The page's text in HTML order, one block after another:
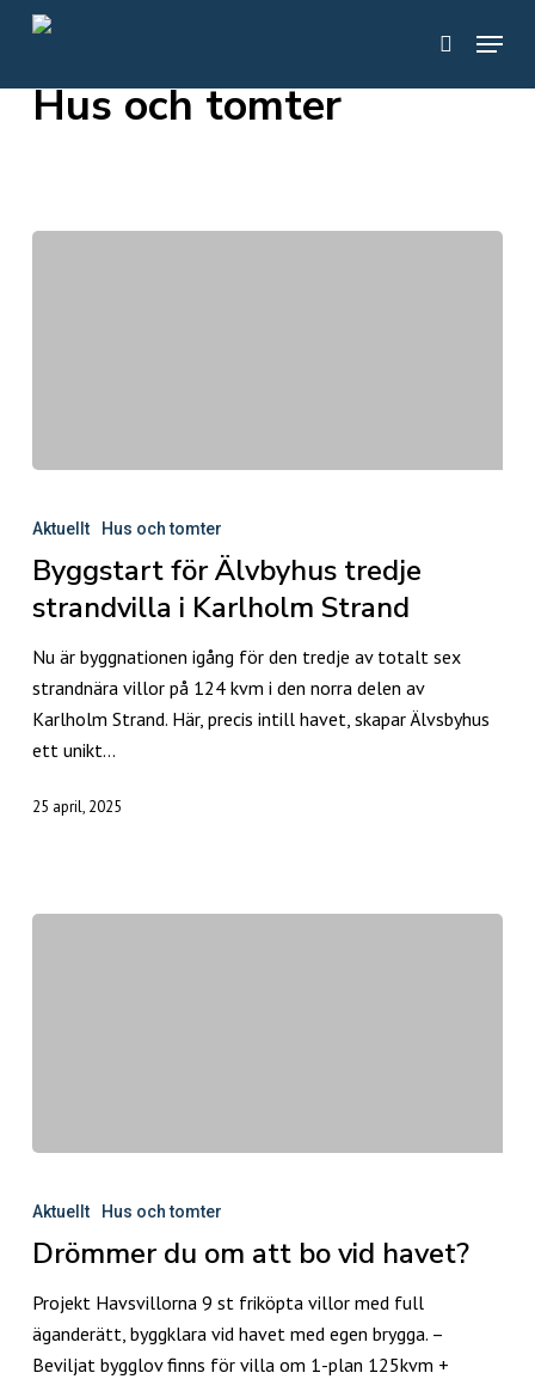
content
search
Menu
Hus och tomter
tredje
strandvilla
Karlholm
Strand
Aktuellt Hus och tomter
Byggstart för Älvbyhus tredje
strandvilla i Karlholm Strand
Nu är byggnationen igång för den tredje av totalt sex
strandnära villor på 124 kvm i den norra delen av
Karlholm Strand. Här, precis intill havet, skapar Älvsbyhus
ett unikt…
25 april, 2025
du
att
bo
vid
havet?
Aktuellt Hus och tomter
Drömmer du om att bo vid havet?
Projekt Havsvillorna 9 st friköpta villor med full
äganderätt, byggklara vid havet med egen brygga. –
Beviljat bygglov finns för villa om 1-plan 125kvm +